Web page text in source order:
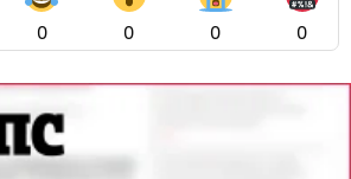
0 0 0 0